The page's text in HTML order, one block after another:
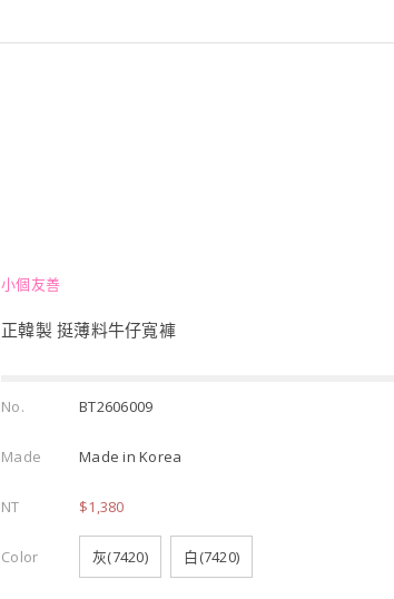
小個友善
正韓製 挺薄料牛仔寬褲
No. BT2606009
Made Made in Korea
NT $1,380
Color 灰(7420) 白(7420)